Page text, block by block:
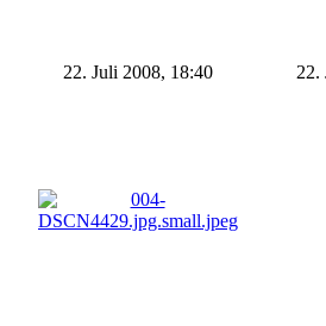
22. Juli 2008, 18:40 22.